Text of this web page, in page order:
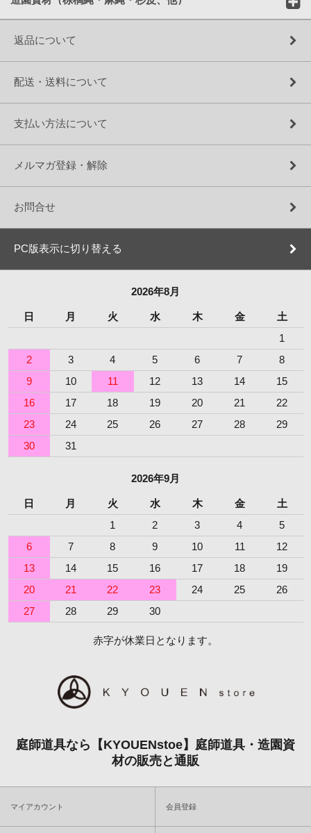
返品について
配送・送料について
支払い方法について
メルマガ登録・解除
お問合せ
PC版表示に切り替える
2026年8月
日 月 火 水 木 金
土
1
2
3 4 5 6 7
8
9
10 11 12 13 14
15
16
17 18 19 20 21
22
23
24 25 26 27 28
29
30
31
2026年9月
日 月 火 水 木 金
土
1
2 3 4
5
6
7 8 9 10 11
12
13
14 15 16 17 18
19
20
21 22 23 24 25
26
27
28 29 30
赤字が休業日となります。
庭師道具なら【KYOUENstoe】庭師道具・造園資
材の販売と通販
マイアカウント 会員登録